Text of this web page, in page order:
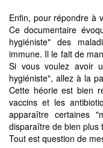
Enfin, pour répondre à
Ce documentaire
hygiéniste" des
immune. Il le fait de
Si vous voulez avoir
hygiéniste", allez à la
Cette héorie est bien
vaccins et les
apparaître certaines
disparaître de bien plus
Tout est question de